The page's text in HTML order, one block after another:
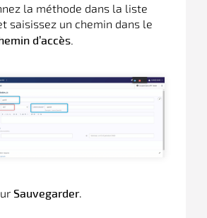
la méthode dans la liste
saisissez un chemin dans le
d’accès.
Sauvegarder.